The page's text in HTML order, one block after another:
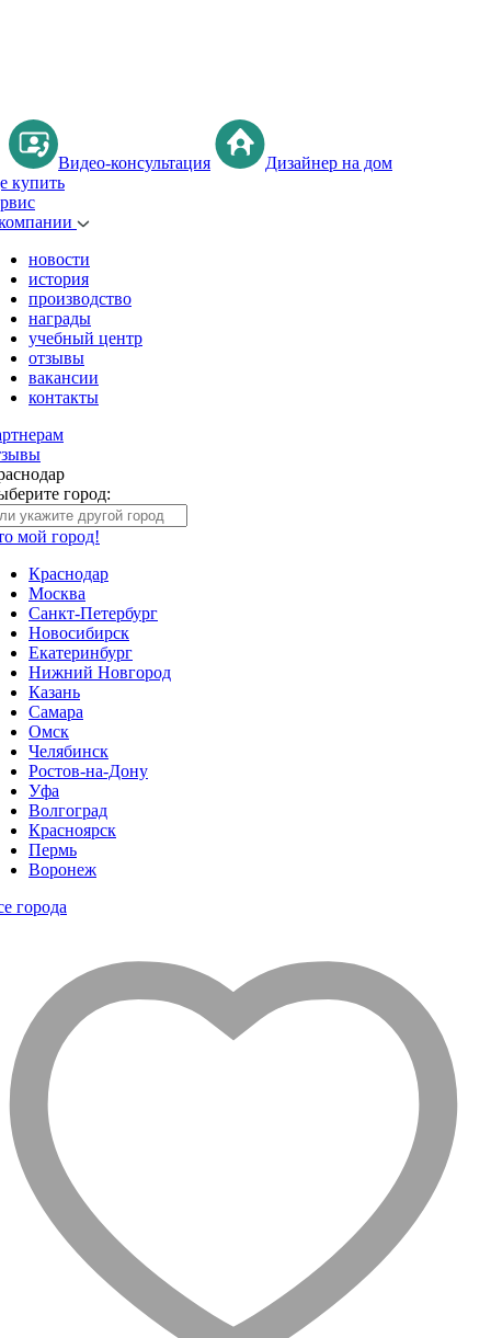
Видео-консультация
Дизайнер на дом
купить
новости
история
производство
награды
учебный центр
отзывы
вакансии
контакты
город:
мой город!
Краснодар
Москва
Санкт-Петербург
Новосибирск
Екатеринбург
Нижний Новгород
Казань
Самара
Омск
Челябинск
Ростов-на-Дону
Уфа
Волгоград
Красноярск
Пермь
Воронеж
города